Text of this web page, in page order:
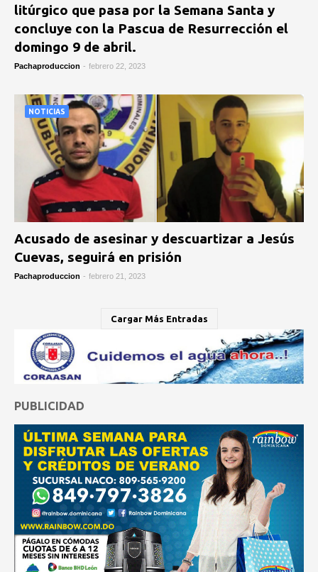
litúrgico que pasa por la Semana Santa y
concluye con la Pascua de Resurrección el
domingo 9 de abril.
Pachaproduccion - febrero 22, 2023
NOTICIAS
Acusado de asesinar y descuartizar a Jesús
Cuevas, seguirá en prisión
Pachaproduccion - febrero 21, 2023
Cargar Más Entradas
PUBLICIDAD